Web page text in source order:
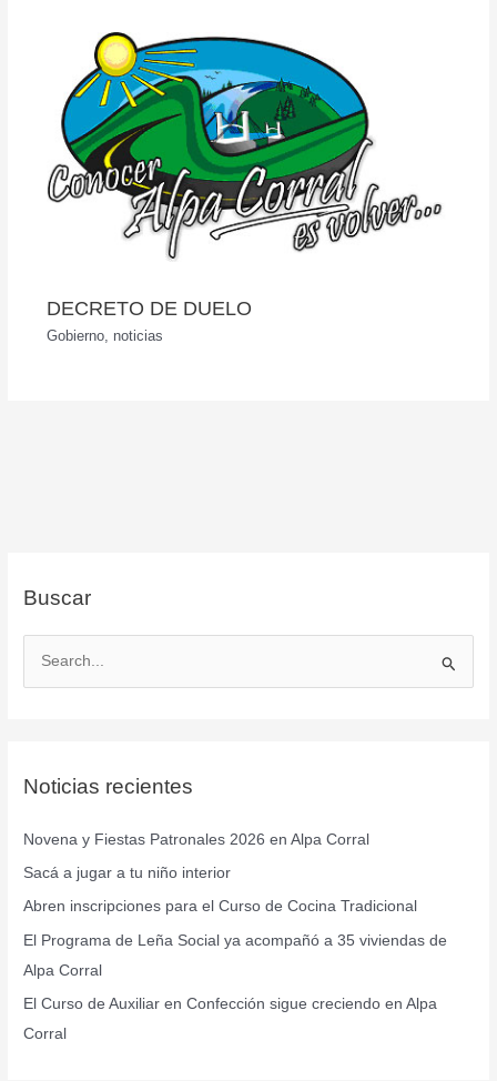
DECRETO DE DUELO
Gobierno, noticias
Buscar
a
p
o
r
:
Noticias recientes
Novena y Fiestas Patronales 2026 en Alpa Corral
Sacá a jugar a tu niño interior
Abren inscripciones para el Curso de Cocina Tradicional
El Programa de Leña Social ya acompañó a 35 viviendas de
Alpa Corral
El Curso de Auxiliar en Confección sigue creciendo en Alpa
Corral